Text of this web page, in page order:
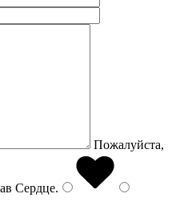
Пожалуйста,
Сердце.